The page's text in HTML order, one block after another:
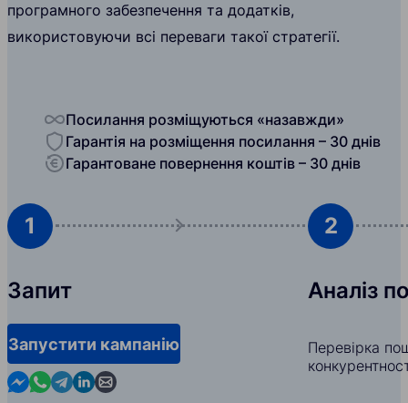
програмного забезпечення та додатків,
використовуючи всі переваги такої стратегії.
Посилання розміщуються «назавжди»
Гарантія на розміщення посилання – 30 днів
Гарантоване повернення коштів – 30 днів
1
Запит
Запустити кампанію
Contact us in Messenger
Contact us in WhatsApp
Contact us in Telegram
Contact us in Linkedin
Contact us by email
2
Аналіз
Перевірка